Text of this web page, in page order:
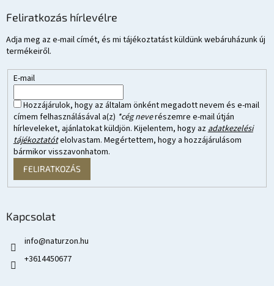
Feliratkozás hírlevélre
Adja meg az e-mail címét, és mi tájékoztatást küldünk webáruházunk új
termékeiről.
E-mail
Hozzájárulok, hogy az általam önként megadott nevem és e-mail
címem felhasználásával a(z) *cég neverészemre e-mail útján
hírleveleket, ajánlatokat küldjön. Kijelentem, hogy azadatkezelési
tájékoztatótelolvastam. Megértettem, hogy a hozzájárulásom
bármikor visszavonhatom.
FELIRATKOZÁS
Kapcsolat
info@naturzon.hu
+3614450677